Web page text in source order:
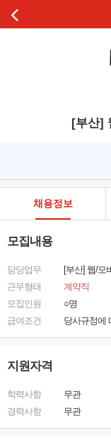
[부산]
채용정보
모집내용
담당업무
[부산] 웹/모
근무형태
계약직
모집인원
○명
급여조건
당사규정에
지원자격
학력사항
무관
경력사항
무관